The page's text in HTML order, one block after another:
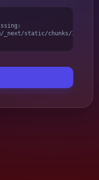
static/chunks/373-